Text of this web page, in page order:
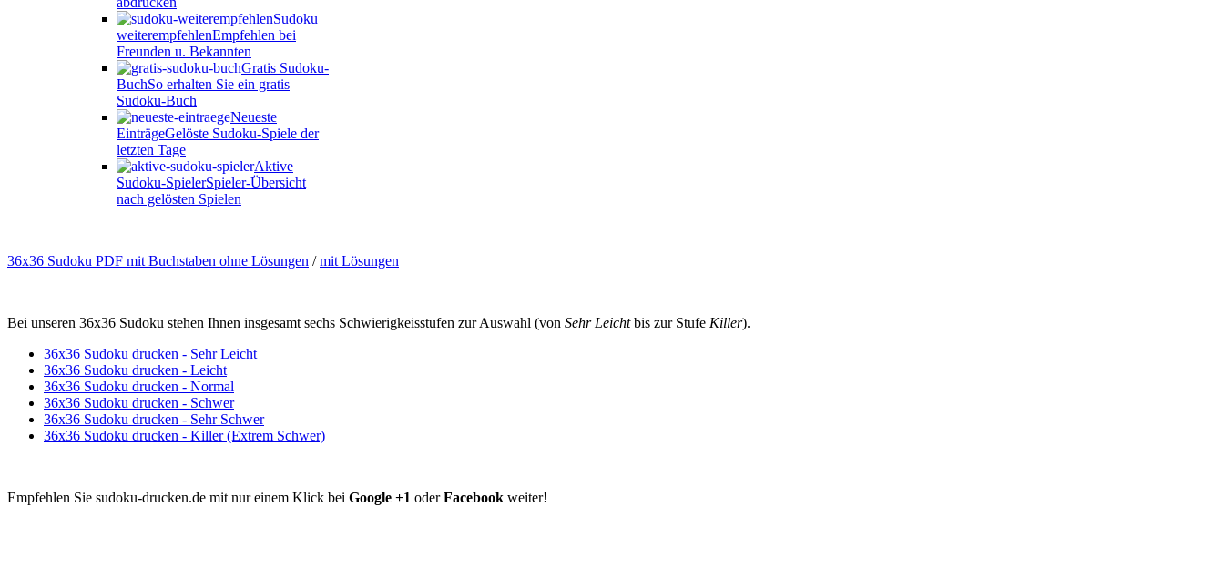
Sudoku
weiterempfehlenEmpfehlen bei
Freunden u. Bekannten
Gratis Sudoku-
BuchSo erhalten Sie ein gratis
Sudoku-Buch
Neueste
EinträgeGelöste Sudoku-Spiele der
letzten Tage
Aktive
Sudoku-SpielerSpieler-Übersicht
nach gelösten Spielen
36x36 Sudoku PDF mit Buchstaben ohne Lösungen /mit Lösungen
Bei unseren 36x36 Sudoku stehen Ihnen insgesamt sechs Schwierigkeisstufen zur Auswahl (von Sehr Leichtbis zur Stufe Killer).
36x36 Sudoku drucken - Sehr Leicht
36x36 Sudoku drucken - Leicht
36x36 Sudoku drucken - Normal
36x36 Sudoku drucken - Schwer
36x36 Sudoku drucken - Sehr Schwer
36x36 Sudoku drucken - Killer (Extrem Schwer)
Empfehlen Sie sudoku-drucken.de mit nur einem Klick bei Google +1 oderFacebook weiter!